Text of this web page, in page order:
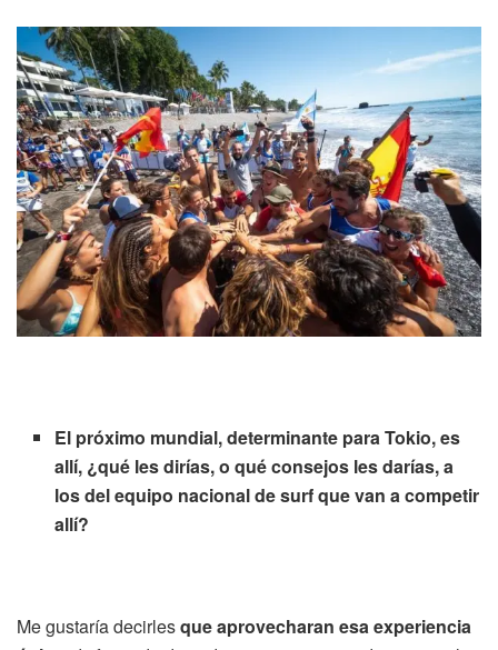
El próximo mundial, determinante para Tokio, es
allí, ¿qué les dirías, o qué consejos les darías, a
los del equipo nacional de surf que van a competir
allí?
Me gustaría decirlesque aprovecharan esa experiencia